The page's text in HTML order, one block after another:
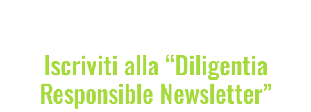
Iscriviti alla “Diligentia
Responsible Newsletter”